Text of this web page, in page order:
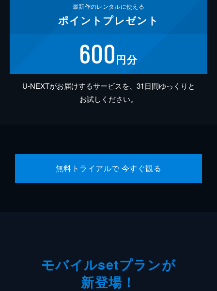
最新作のレンタルに使える
ポイント プレゼント
600円分
U-NEXTがお届けするサービスを、31日間ゆっくりと
お試しください。
無料トライアルで 今すぐ観る
モバイルsetプランが
新登場！